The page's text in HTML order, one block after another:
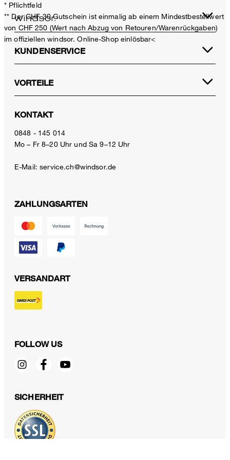
CHF 349.00
* Pflichtfeld
** Der CHF 30 Gutschein ist einmalig ab einem Mindestbestellwert
von CHF 250 (Wert nach Abzug von Retouren/Warenrückgaben)
im offiziellen windsor. Online-Shop einlösbar<
KUNDENSERVICE
VORTEILE
KONTAKT
0848 - 145 014
Mo – Fr 8–20 Uhr und Sa 9–12 Uhr
E-Mail:service.ch@windsor.de
ZAHLUNGSARTEN
VERSANDART
FOLLOW US
SICHERHEIT